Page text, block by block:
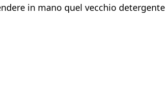
in mano quel vecchio detergente